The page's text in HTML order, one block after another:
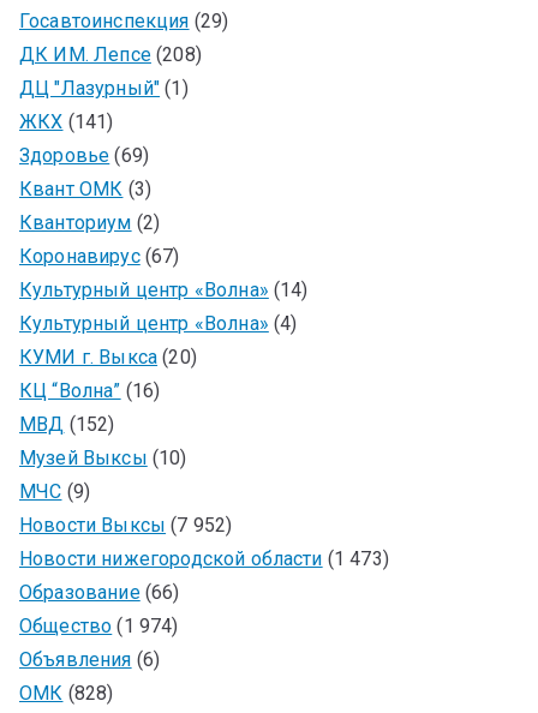
Госавтоинспекция (29)
ДК ИМ. Лепсе(208)
ДЦ "Лазурный" (1)
ЖКХ (141)
Здоровье (69)
Квант ОМК (3)
Кванториум (2)
Коронавирус(67)
Культурный центр «Волна» (14)
Культурный центр «Волна» (4)
КУМИ г. Выкса (20)
КЦ “Волна” (16)
МВД (152)
Музей Выксы (10)
МЧС (9)
Новости Выксы (7 952)
Новости нижегородской области (1 473)
Образование(66)
Общество (1 974)
Объявления (6)
ОМК (828)